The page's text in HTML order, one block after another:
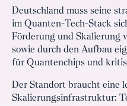
Deutschland muss seine
im Quanten-Tech-Stack
Förderung und Skalierung
sowie durch den Aufbau
für Quantenchips und
Der Standort braucht eine
Skalierungsinfrastruktur: